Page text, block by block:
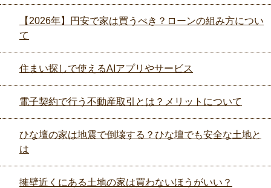
【2026年】円安で家は買うべき？ローンの組み方につい
て
住まい探しで使えるAIアプリやサービス
電子契約で行う不動産取引とは？メリットについて
ひな壇の家は地震で倒壊する？ひな壇でも安全な土地と
は
擁壁近くにある土地の家は買わないほうがいい？